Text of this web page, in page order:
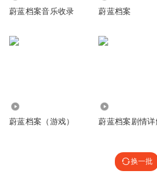
蔚蓝档案音乐收录 蔚蓝档案
蔚蓝档案（游戏） 蔚蓝档案剧情详
换一批